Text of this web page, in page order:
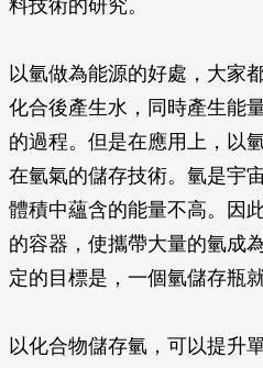
料技術的研究。
以氫做為能源的好處，大家
化合後產生水，同時產生能
的過程。但是在應用上，以
在氫氣的儲存技術。氫是宇
體積中蘊含的能量不高。因
的容器，使攜帶大量的氫成
定的目標是，一個氫儲存瓶
以化合物儲存氫，可以提升